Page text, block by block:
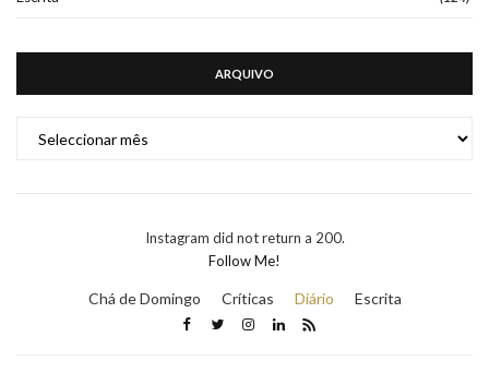
ARQUIVO
Instagram did not return a 200.
Follow Me!
Chá de Domingo Críticas Diário Escrita